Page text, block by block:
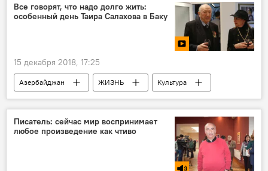
Все говорят, что надо долго жить:
особенный день Таира Салахова в Баку
15 декабря 2018, 17:25
Азербайджан ЖИЗНЬ
Культура
МУЛЬТИМЕДИА
Новости
Видео
Таир Салахов
Таир Салахов - всемирно известный азербайджанский художник
Писатель: сейчас мир воспринимает
любое произведение как чтиво